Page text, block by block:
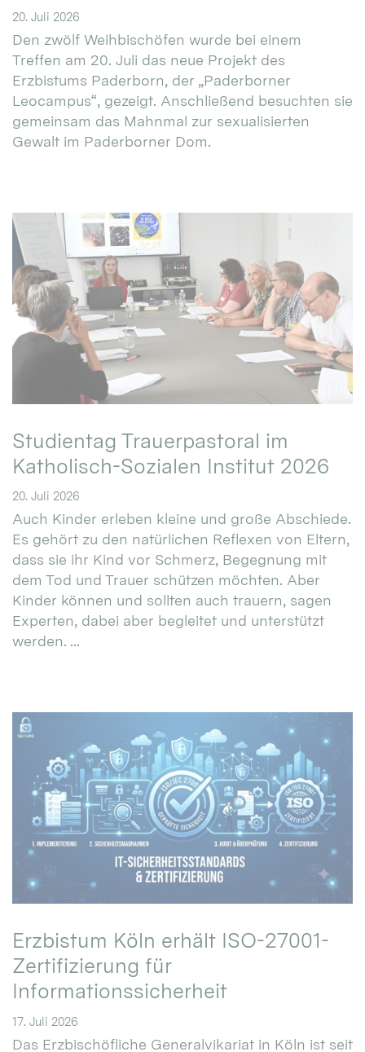
20. Juli 2026
Den zwölf Weihbischöfen wurde bei einem
Treffen am 20. Juli das neue Projekt des
Erzbistums Paderborn, der „Paderborner
Leocampus“, gezeigt. Anschließend besuchten sie
gemeinsam das Mahnmal zur sexualisierten
Gewalt im Paderborner Dom.
Studientag Trauerpastoral im
Katholisch-Sozialen Institut 2026
20. Juli 2026
Auch Kinder erleben kleine und große Abschiede.
Es gehört zu den natürlichen Reflexen von Eltern,
dass sie ihr Kind vor Schmerz, Begegnung mit
dem Tod und Trauer schützen möchten. Aber
Kinder können und sollten auch trauern, sagen
Experten, dabei aber begleitet und unterstützt
werden. ...
Erzbistum Köln erhält ISO-27001-
Zertifizierung für
Informationssicherheit
17. Juli 2026
Das Erzbischöfliche Generalvikariat in Köln ist seit